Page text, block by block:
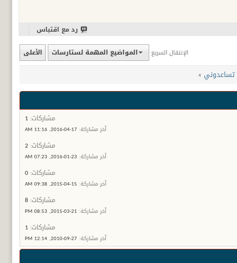
رد مع اقتباس
الإنتقال السريع المواضيع المهمة لستارسات الأعلى
»
مشاركات:
آخر مشاركة: 11:16 AM
مشاركات:
آخر مشاركة: 07:23 AM
مشاركات:
آخر مشاركة: 09:38 AM
مشاركات:
آخر مشاركة: 08:53 PM
مشاركات:
آخر مشاركة: 12:14 PM